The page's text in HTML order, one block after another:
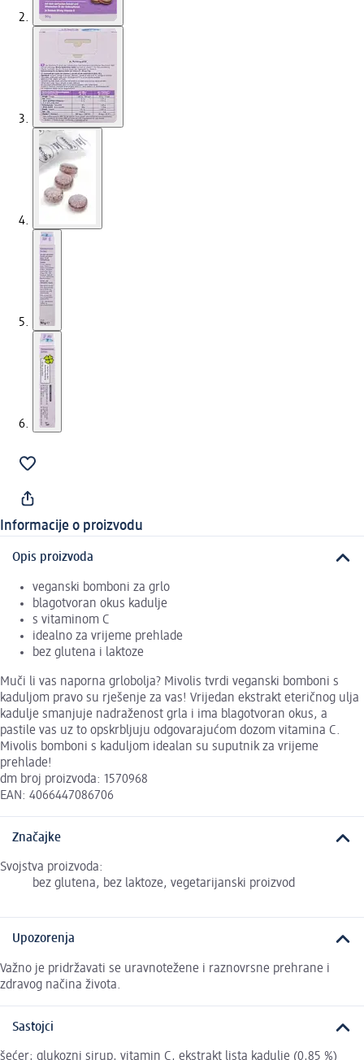
Informacije o proizvodu
Opis proizvoda
veganski bomboni za grlo
blagotvoran okus kadulje
s vitaminom C
idealno za vrijeme prehlade
bez glutena i laktoze
Muči li vas naporna grlobolja? Mivolis tvrdi veganski bomboni s
kaduljom pravo su rješenje za vas! Vrijedan ekstrakt eteričnog ulja
kadulje smanjuje nadraženost grla i ima blagotvoran okus, a
pastile vas uz to opskrbljuju odgovarajućom dozom vitamina C.
Mivolis bomboni s kaduljom idealan su suputnik za vrijeme
prehlade!
dm broj proizvoda: 1570968
EAN: 4066447086706
Značajke
Svojstva proizvoda:
bez glutena, bez laktoze, vegetarijanski proizvod
Upozorenja
Važno je pridržavati se uravnotežene i raznovrsne prehrane i
zdravog načina života.
Sastojci
šećer; glukozni sirup, vitamin C, ekstrakt lista kadulje (0,85 %)